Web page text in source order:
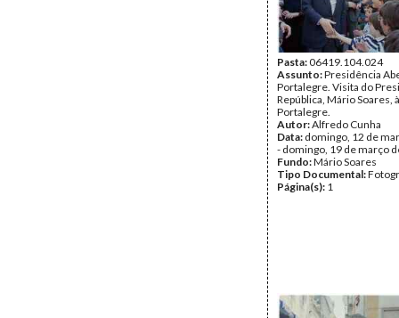
Pasta:06419.104.024
Assunto:Presidência
Portalegre. Visita do
República, Mário Soares,
Portalegre.
Autor:Alfredo Cunha
Data: domingo, 12 de
- domingo, 19 de março
Fundo:Mário Soares
Tipo Documental:
Página(s): 1